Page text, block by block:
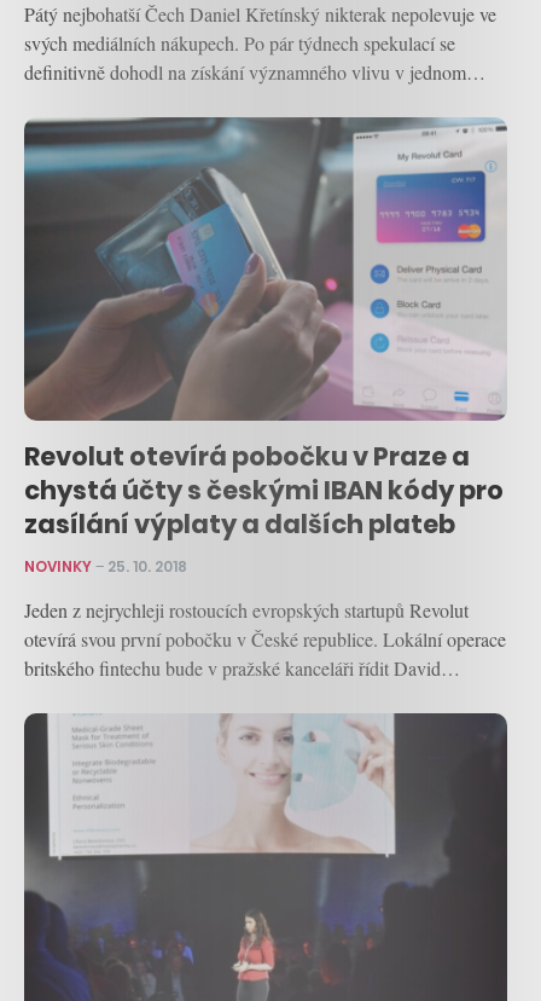
Pátý nejbohatší Čech Daniel Křetínský nikterak nepolevuje ve
svých mediálních nákupech. Po pár týdnech spekulací se
definitivně dohodl na získání významného vlivu v jednom…
Revolut otevírá pobočku v Praze a
chystá účty s českými IBAN kódy pro
zasílání výplaty a dalších plateb
NOVINKY– 25. 10. 2018
Jeden z nejrychleji rostoucích evropských startupů Revolut
otevírá svou první pobočku v České republice. Lokální operace
britského fintechu bude v pražské kanceláři řídit David…